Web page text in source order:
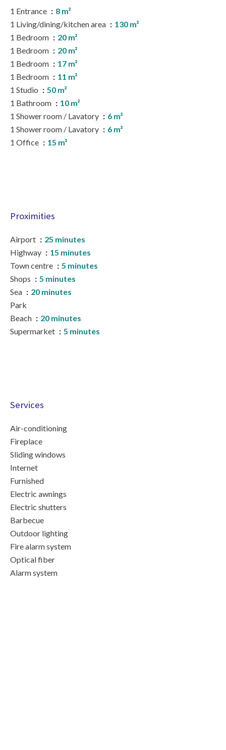
1 Entrance
8 m²
1 Living/dining/kitchen area
130 m²
1 Bedroom
20 m²
1 Bedroom
20 m²
1 Bedroom
17 m²
1 Bedroom
11 m²
1 Studio
50 m²
1 Bathroom
10 m²
1 Shower room / Lavatory
6 m²
1 Shower room / Lavatory
6 m²
1 Office
15 m²
Proximities
Airport
25 minutes
Highway
15 minutes
Town centre
5 minutes
Shops
5 minutes
Sea
20 minutes
Park
Beach
20 minutes
Supermarket
5 minutes
Services
Air-conditioning
Fireplace
Sliding windows
Internet
Furnished
Electric awnings
Electric shutters
Barbecue
Outdoor lighting
Fire alarm system
Optical fiber
Alarm system